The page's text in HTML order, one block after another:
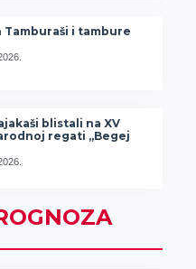
Tamburaši i tambure
blistali na XV
regati „Begej